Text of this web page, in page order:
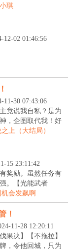
琪
12-02 01:46:56
11-30 07:43:06
竟说我自私？是为
，企图取代我！好
上（大结局）
15 23:11:42
奖励。虽然任务有
。【光能武者
会发飙啊
！
11-28 12:20:11
果决】【不拖拉】
，令他回城，只为